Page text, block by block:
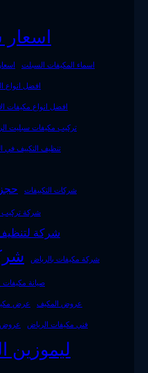
اسعار
اسماء المكيفات السبلت
افضل انواع
افضل انواع مكيفات
تركيب مكيفات سبليت
تنظيف التكييف في
شركات التكييفات
شركة تركيب
شركة
شركة مكيفات بالرياض
صيانة
عرض عروض المكيف
عروض فني مكيفات الرياض
ليموزين